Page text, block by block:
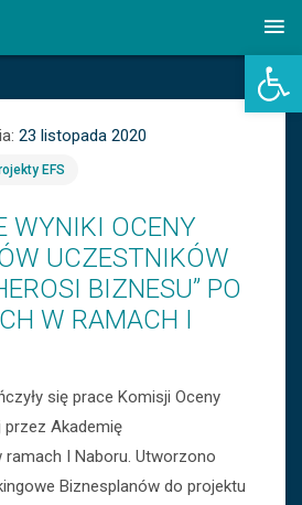
23 listopada 2020
EFS
WYNIKI OCENY
UCZESTNIKÓW
BIZNESU” PO
W RAMACH I
się prace Komisji Oceny
przez Akademię
I Naboru. Utworzono
Biznesplanów do projektu